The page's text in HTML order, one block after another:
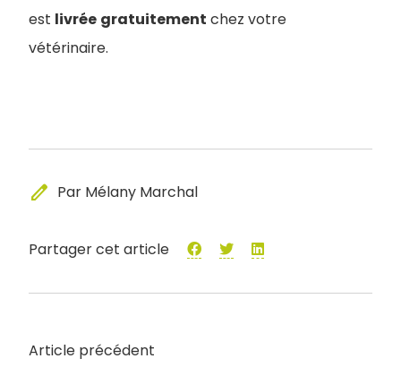
est livrée gratuitement chez votre
vétérinaire.
edit Par Mélany Marchal
Partager cet article
Article précédent